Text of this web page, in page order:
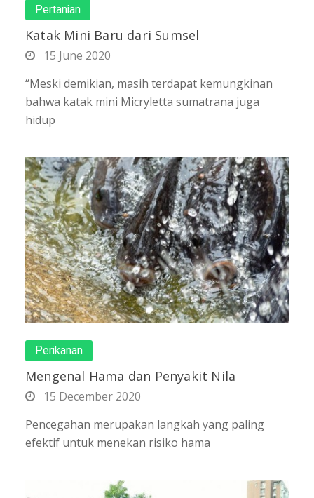
Pertanian
Katak Mini Baru dari Sumsel
15 June 2020
“Meski demikian, masih terdapat kemungkinan
bahwa katak mini Micryletta sumatrana juga
hidup
Perikanan
Mengenal Hama dan Penyakit Nila
15 December 2020
Pencegahan merupakan langkah yang paling
efektif untuk menekan risiko hama